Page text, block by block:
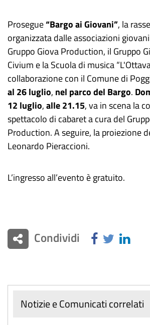
Prosegue“Bargo ai Giovani”, la
organizzata dalle associazioni
Gruppo Giova Production, il Gruppo
Civium e la Scuola di musica
collaborazione con il Comune di
al 26 luglio, nel parco del Bargo.
12 luglio,alle 21.15, va in scena la
spettacolo di cabaret a cura del
Production. A seguire, la proiezione
Leonardo Pieraccioni.
L’ingresso all’evento è gratuito.
Condividi
Notizie e Comunicati correlati